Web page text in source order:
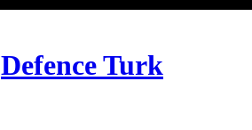
Defence Turk